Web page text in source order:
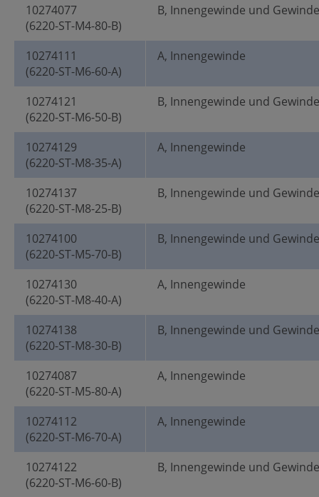
10274077
(6220-ST-M4-80-B)
B, Innengewinde und
10274111
(6220-ST-M6-60-A)
A, Innengewinde
10274121
(6220-ST-M6-50-B)
B, Innengewinde und
10274129
(6220-ST-M8-35-A)
A, Innengewinde
10274137
(6220-ST-M8-25-B)
B, Innengewinde und
10274100
(6220-ST-M5-70-B)
B, Innengewinde und
10274130
(6220-ST-M8-40-A)
A, Innengewinde
10274138
(6220-ST-M8-30-B)
B, Innengewinde und
10274087
(6220-ST-M5-80-A)
A, Innengewinde
10274112
(6220-ST-M6-70-A)
A, Innengewinde
10274122
(6220-ST-M6-60-B)
B, Innengewinde und